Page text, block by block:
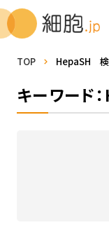
TOP HepaSH
キーワード